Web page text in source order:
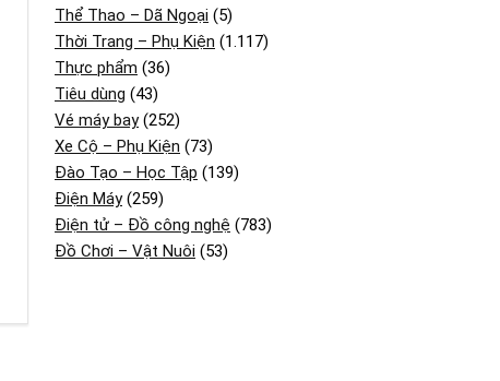
Thể Thao – Dã Ngoại (5)
Thời Trang – Phụ Kiện (1.117)
Thực phẩm (36)
Tiêu dùng (43)
Vé máy bay(252)
Xe Cộ – Phụ Kiện (73)
Đào Tạo – Học Tập (139)
Điện Máy(259)
Điện tử – Đồ công nghệ (783)
Đồ Chơi – Vật Nuôi (53)